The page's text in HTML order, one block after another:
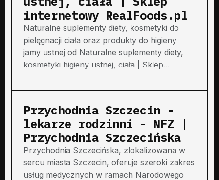
internetowy RealFoods.pl
Naturalne suplementy diety, kosmetyki do
pielęgnacji ciała oraz produkty do higieny
jamy ustnej od Naturalne suplementy diety,
kosmetyki higieny ustnej, ciała | Sklep...
Przychodnia Szczecin -
lekarze rodzinni - NFZ |
Przychodnia Szczecińska
Przychodnia Szczecińska, zlokalizowana w
sercu miasta Szczecin, oferuje szeroki zakres
usług medycznych w ramach Narodowego